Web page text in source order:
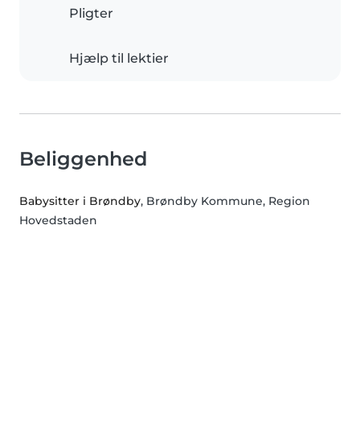
Pligter
Hjælp til lektier
Beliggenhed
Babysitter i Brøndby, Brøndby Kommune, Region
Hovedstaden